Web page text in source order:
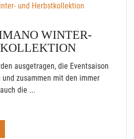
WINTER-
ausgetragen, die Eventsaison
zusammen mit den immer
die ...